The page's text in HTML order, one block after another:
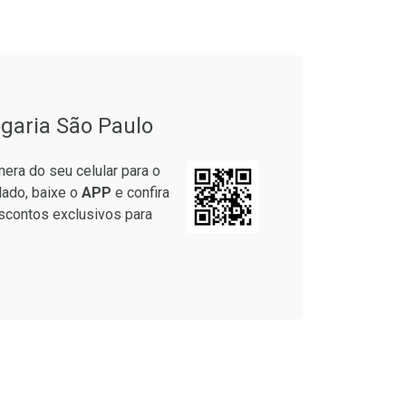
cada
cada
Por R$ 20,24/cada
Por R$ 20,24/cada
São Paulo
do seu celular para o
baixe o APP e confira
exclusivos para